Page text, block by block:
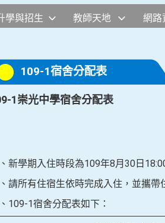
學與招生 教師天地 網路
109-1宿舍分配表
1崇光中學宿舍分配表
新學期入住時段為109年8月30日
請所有住宿生依時完成入住，並攜
109-1宿舍分配表如下：